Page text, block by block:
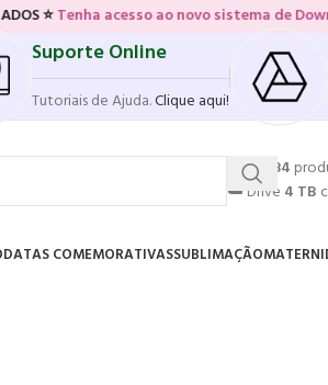
acesso ao novo sistema de Download
Suporte Online
Tutoriais de Ajuda.Clique aqui!
💥17.584
☁️ Drive 4 TB
DATAS COMEMORATIVASSUBLIMAÇÃO